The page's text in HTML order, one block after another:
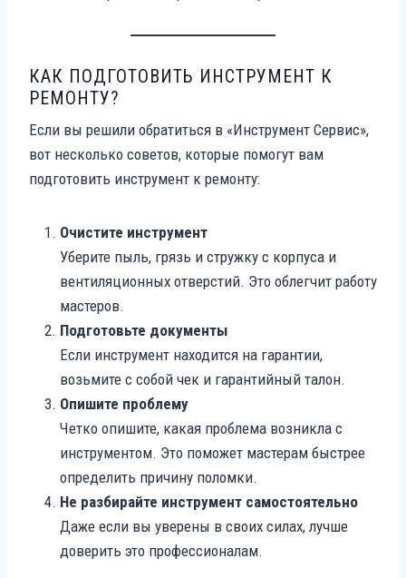
КАК ПОДГОТОВИТЬ ИНСТРУМЕНТ К
РЕМОНТУ?
Если вы решили обратиться в «Инструмент Сервис»,
вот несколько советов, которые помогут вам
подготовить инструмент к ремонту:
Очистите инструмент
Уберите пыль, грязь и стружку с корпуса и
вентиляционных отверстий. Это облегчит работу
мастеров.
Подготовьте документы
Если инструмент находится на гарантии,
возьмите с собой чек и гарантийный талон.
Опишите проблему
Четко опишите, какая проблема возникла с
инструментом. Это поможет мастерам быстрее
определить причину поломки.
Не разбирайте инструмент самостоятельно
Даже если вы уверены в своих силах, лучше
доверить это профессионалам.